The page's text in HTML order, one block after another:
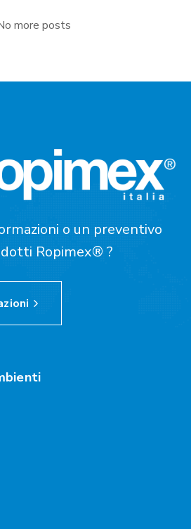
more posts
o un preventivo
Ropimex® ?